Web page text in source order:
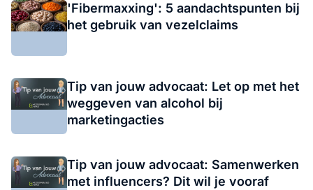
'Fibermaxxing': 5 aandachtspunten bij
het gebruik van vezelclaims
Tip van jouw advocaat: Let op met het
weggeven van alcohol bij
marketingacties
Tip van jouw advocaat: Samenwerken
met influencers? Dit wil je vooraf